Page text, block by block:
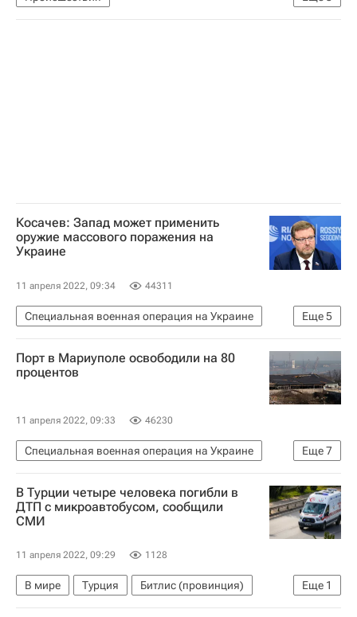
Взрыв газа в жилом доме в Ступино
Ступино
Косачев: Запад может применить
оружие массового поражения на
Украине
11 апреля 2022, 09:34 44311
Еще5
Специальная военная операция на Украине
Безопасность
Признание ДНР и ЛНР в России
Россия
Европа Украина
Порт в Мариуполе освободили на 80
процентов
11 апреля 2022, 09:33 46230
Еще7
Специальная военная операция на Украине
В мире
Владимир Путин
Донецкая Народная Республика
Россия
Донецк
В Турции четыре человека погибли в
ДТП с микроавтобусом, сообщили
СМИ
11 апреля 2022, 09:29 1128
Еще 1
В мире Турция
Битлис (провинция)
Происшествия